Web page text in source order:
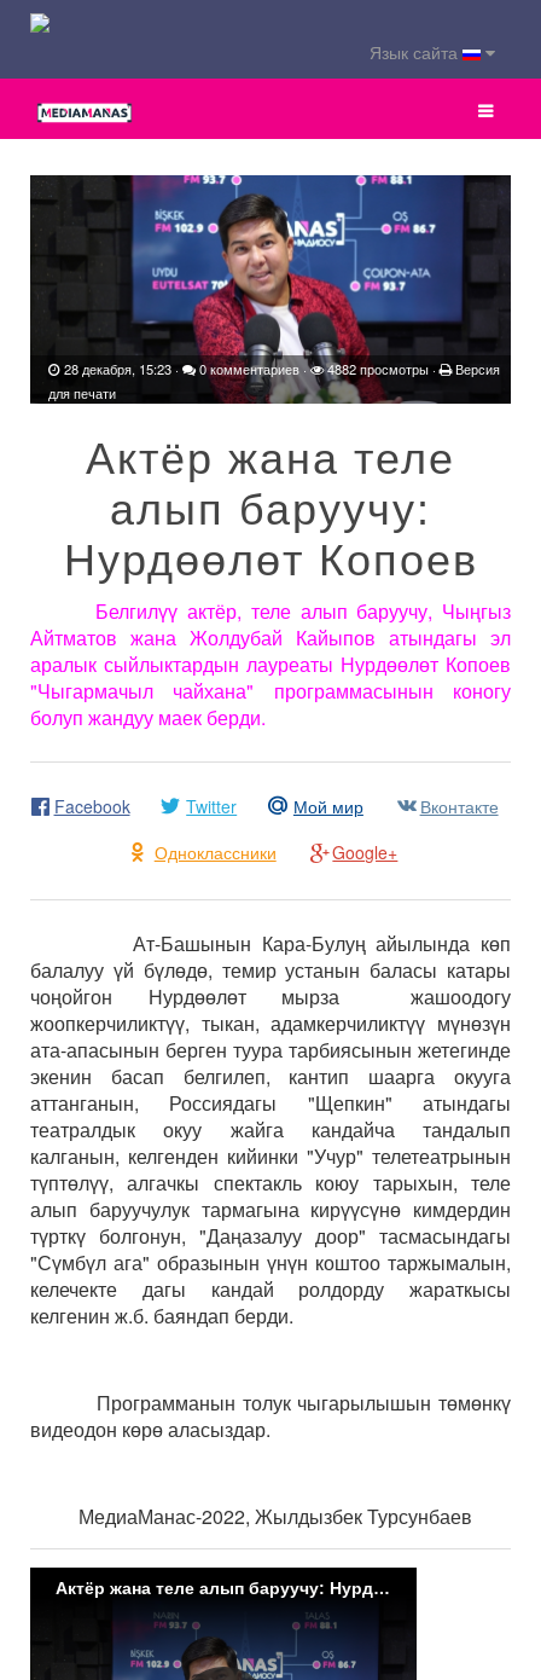
Язык сайта
28 декабря, 15:23 · 0 комментариев · 4882 просмотры ·
Версия
для печати
Актёр жана теле
алып баруучу:
Нурдөөлөт Копоев
Белгилүү актёр, теле алып баруучу, Чыңгыз
Айтматов жана Жолдубай Кайыпов атындагы эл
аралык сыйлыктардын лауреаты Нурдөөлөт Копоев
"Чыгармачыл чайхана" программасынын коногу
болуп жандуу маек берди.
Facebook Twitter Мой мир
Вконтакте
Одноклассники
Google+
Ат-Башынын Кара-Булуң айылында көп
балалуу үй бүлөдө, темир устанын баласы катары
чоңойгон Нурдөөлөт мырза жашоодогу
жоопкерчиликтүү, тыкан, адамкерчиликтүү мүнөзүн
ата-апасынын берген туура тарбиясынын жетегинде
экенин басап белгилеп, кантип шаарга окууга
аттанганын, Россиядагы "Щепкин" атындагы
театралдык окуу жайга кандайча тандалып
калганын, келгенден кийинки "Учур" телетеатрынын
түптөлүү, алгачкы спектакль коюу тарыхын, теле
алып баруучулук тармагына кирүүсүнө кимдердин
түрткү болгонун, "Даңазалуу доор" тасмасындагы
"Сүмбүл ага" образынын үнүн коштоо таржымалын,
келечекте дагы кандай ролдорду жараткысы
келгенин ж.б. баяндап берди.
Программанын толук чыгарылышын төмөнкү
видеодон көрө аласыздар.
МедиаМанас-2022, Жылдызбек Турсунбаев
Актёр жана теле алып баруучу: Нурдөөлөт Копоев